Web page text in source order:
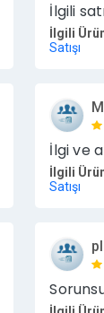
İlgili
İlgili
Satışı
İlgi ve
İlgili
Satışı